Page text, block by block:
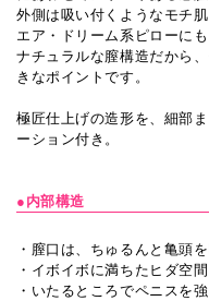
外側は吸い付くようなモチ
エア・ドリーム系ピローに
ナチュラルな膣構造だから
きなポイントです。
極匠仕上げの造形を、細部
ーション付き。
●内部構造
・膣口は、ちゅるんと亀頭
・イボイボに満ちたヒダ空
・いたるところでペニスを